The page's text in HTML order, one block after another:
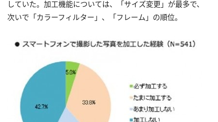
していた。加工機能については、「サイズ変更」が最多で、
次いで「カラーフィルター」、「フレーム」の順位。